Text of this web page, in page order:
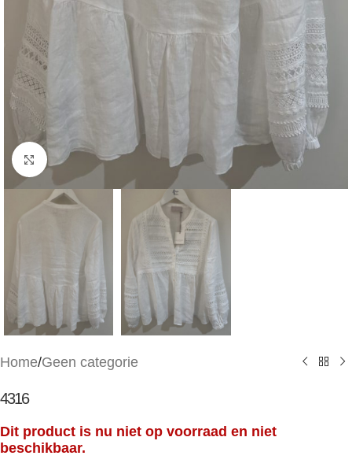
Klik om te vergroten
Home/Geen categorie
4316
Dit product is nu niet op voorraad en niet
beschikbaar.